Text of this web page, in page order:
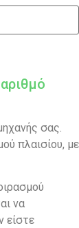
σας.
πλαισίου, με
να
είστε